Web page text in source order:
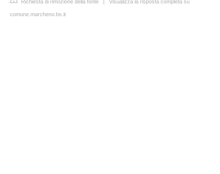
Richiesta di rimozione della fonte Visualizza la risposta completa su
comune.marcheno.bs.it